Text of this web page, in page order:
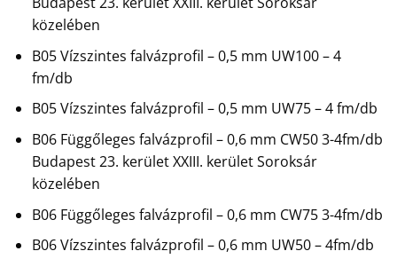
közelében
B05 Vízszintes falvázprofil – 0,5 mm UW100 – 4
fm/db
B05 Vízszintes falvázprofil – 0,5 mm UW75 – 4 fm/db
B06 Függőleges falvázprofil – 0,6 mm CW50 3-4fm/db
Budapest 23. kerület XXIII. kerület Soroksár
közelében
B06 Függőleges falvázprofil – 0,6 mm CW75 3-4fm/db
B06 Vízszintes falvázprofil – 0,6 mm UW50 – 4fm/db